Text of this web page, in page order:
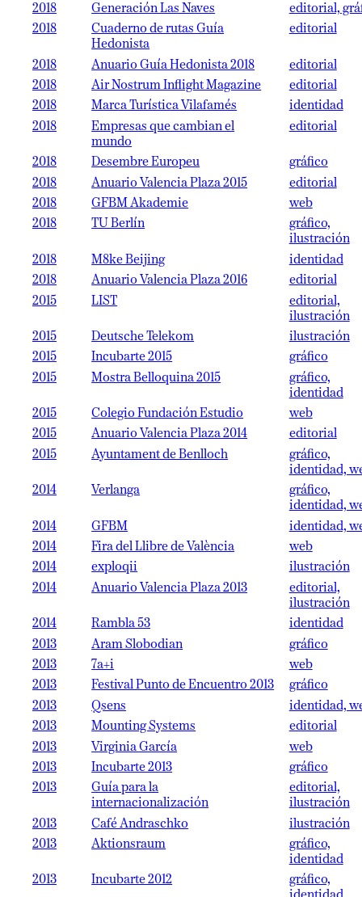
2018 Generación Las Naves
editorial,
2018
Cuaderno de rutas Guía
Hedonista
editorial
2018 Anuario Guía Hedonista 2018
editorial
2018
Air Nostrum Inflight Magazine
editorial
2018
Marca Turística Vilafamés
identidad
2018
Empresas que cambian el
mundo
editorial
2018 Desembre Europeu
gráfico
2018
Anuario Valencia Plaza 2015
editorial
2018
GFBM Akademie
web
2018
TU Berlín
gráfico,
ilustración
2018
M8ke Beijing
identidad
2018
Anuario Valencia Plaza 2016
editorial
2015
LIST
editorial,
ilustración
2015
Deutsche Telekom
ilustración
2015
Incubarte 2015
gráfico
2015
Mostra Belloquina 2015
gráfico,
identidad
2015
Colegio Fundación Estudio
web
2015
Anuario Valencia Plaza 2014
editorial
2015
Ayuntament de Benlloch
gráfico,
identidad,
2014
Verlanga
gráfico,
identidad,
2014
GFBM
identidad,
2014
Fira del Llibre de València
web
2014
exploqii
ilustración
2014
Anuario Valencia Plaza 2013
editorial,
ilustración
2014
Rambla 53
identidad
2013
Aram Slobodian
gráfico
2013
7a+i
web
2013
Festival Punto de Encuentro 2013
gráfico
2013
Qsens
identidad,
2013
Mounting Systems
editorial
2013
Virginia García
web
2013
Incubarte 2013
gráfico
2013
Guía para la
internacionalización
editorial,
ilustración
2013
Café Andraschko
ilustración
2013
Aktionsraum
gráfico,
identidad
2013
Incubarte 2012
gráfico,